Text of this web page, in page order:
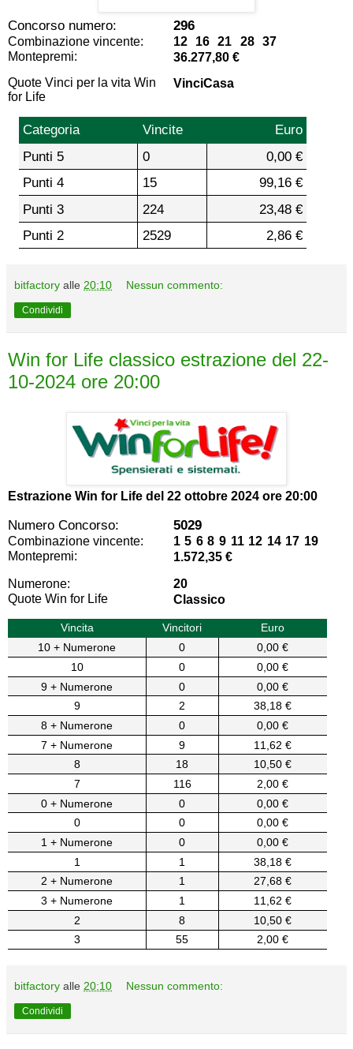
Concorso numero: 296
Combinazione vincente:
12 16 21 28 37
Montepremi:
36.277,80 €
Quote Vinci per la vita Win
for Life
VinciCasa
Categoria Vincite
Euro
Punti 5
0
0,00 €
Punti 4
15
99,16 €
Punti 3
224
23,48 €
Punti 2
2529 2,86 €
bitfactory alle 20:10 Nessun commento:
Condividi
Win for Life classico estrazione del 22-
10-2024 ore 20:00
Estrazione Win for Life del 22 ottobre 2024 ore 20:00
Numero Concorso: 5029
Combinazione vincente:
1 5 6 8 9 11 12 14 17 19
Montepremi:
1.572,35 €
Numerone:
20
Quote Win for Life
Classico
Vincita Vincitori
Euro
10 + Numerone
0
0,00 €
10
0
0,00 €
9 + Numerone
0
0,00 €
9
2
38,18 €
8 + Numerone
0
0,00 €
7 + Numerone
9
11,62 €
8
18
10,50 €
7
116
2,00 €
0 + Numerone
0
0,00 €
0
0
0,00 €
1 + Numerone
0
0,00 €
1
1
38,18 €
2 + Numerone
1
27,68 €
3 + Numerone
1
11,62 €
2
8
10,50 €
3
55 2,00 €
bitfactory alle 20:10 Nessun commento:
Condividi